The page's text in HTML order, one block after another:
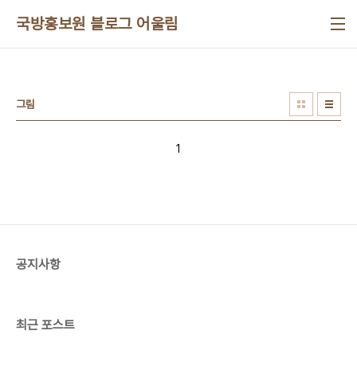
국방홍보원 블로그 어울림
그림
1
공지사항
최근 포스트